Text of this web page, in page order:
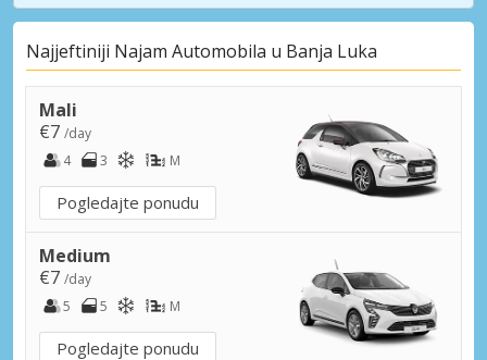
Najjeftiniji Najam Automobila u Banja Luka
Mali
€7 /day
4
3 M
Pogledajte ponudu
Medium
€7 /day
5
5 M
Pogledajte ponudu